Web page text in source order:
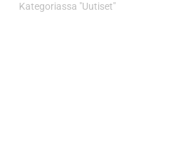
kypsä, mutta nyt
Kategoriassa "Uutiset"